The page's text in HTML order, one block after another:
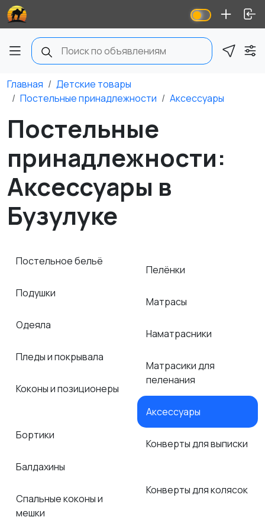
Главная
Детские товары
Постельные принадлежности
Аксессуары
Постельные
принадлежности:
Аксессуары в
Бузулуке
Постельное бельё
Подушки
Одеяла
Пледы и покрывала
Коконы и позиционеры
Бортики
Балдахины
Спальные коконы и
мешки
Пелёнки
Матрасы
Наматрасники
Матрасики для
пеленания
Аксессуары
Конверты для выписки
Конверты для колясок